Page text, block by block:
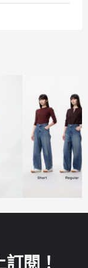
閱！